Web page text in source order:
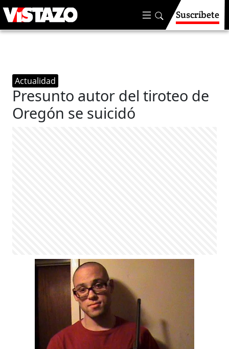
Suscríbete
Actualidad
Presunto autor del tiroteo de
Oregón se suicidó